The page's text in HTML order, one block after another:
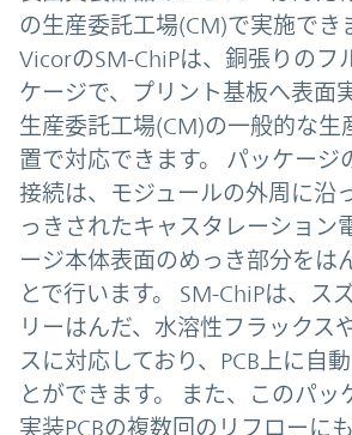
の生産委託工場(CM)で実施でき
VicorのSM-ChiPは、銅張りのフ
ケージで、プリント基板へ表面
生産委託工場(CM)の一般的な生
置で対応できます。 パッケージ
接続は、モジュールの外周に沿
っきされたキャスタレーション
ージ本体表面のめっき部分をは
とで行います。 SM-ChiPは、ス
リーはんだ、水溶性フラックス
スに対応しており、PCB上に自
とができます。 また、このパッ
実装PCBの複数回のリフローに